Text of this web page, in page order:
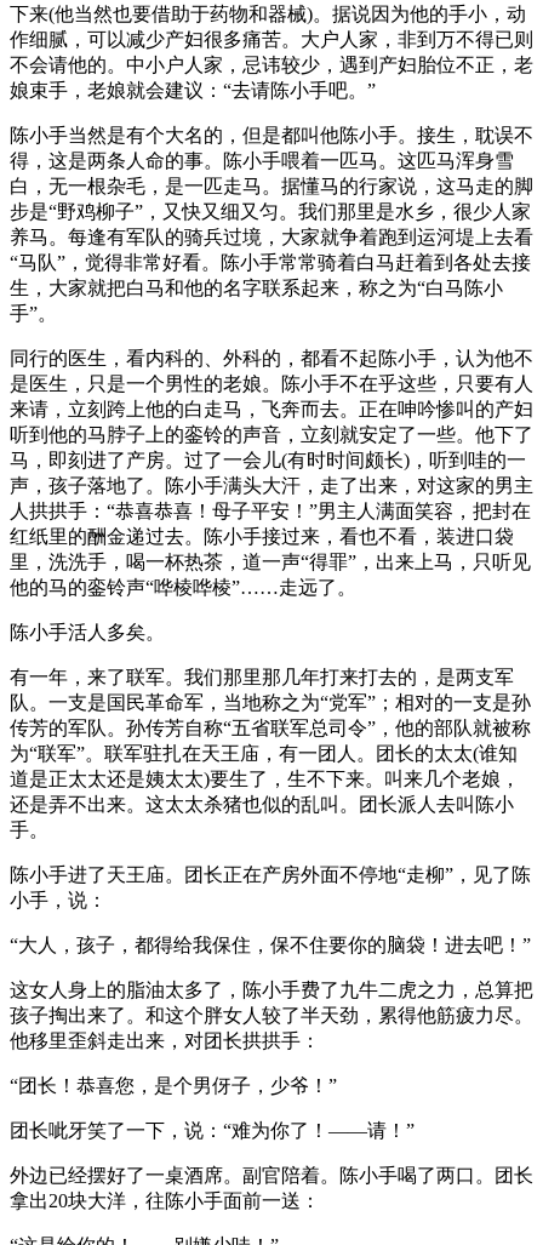
下来(他当然也要借助于药物和器械)。据说因为他的手小，动
作细腻，可以减少产妇很多痛苦。大户人家，非到万不得已则
不会请他的。中小户人家，忌讳较少，遇到产妇胎位不正，老
娘束手，老娘就会建议：“去请陈小手吧。”
陈小手当然是有个大名的，但是都叫他陈小手。接生，耽误不
得，这是两条人命的事。陈小手喂着一匹马。这匹马浑身雪
白，无一根杂毛，是一匹走马。据懂马的行家说，这马走的脚
步是“野鸡柳子”，又快又细又匀。我们那里是水乡，很少人家
养马。每逢有军队的骑兵过境，大家就争着跑到运河堤上去看
“马队”，觉得非常好看。陈小手常常骑着白马赶着到各处去接
生，大家就把白马和他的名字联系起来，称之为“白马陈小
手”。
同行的医生，看内科的、外科的，都看不起陈小手，认为他不
是医生，只是一个男性的老娘。陈小手不在乎这些，只要有人
来请，立刻跨上他的白走马，飞奔而去。正在呻吟惨叫的产妇
听到他的马脖子上的銮铃的声音，立刻就安定了一些。他下了
马，即刻进了产房。过了一会儿(有时时间颇长)，听到哇的一
声，孩子落地了。陈小手满头大汗，走了出来，对这家的男主
人拱拱手：“恭喜恭喜！母子平安！”男主人满面笑容，把封在
红纸里的酬金递过去。陈小手接过来，看也不看，装进口袋
里，洗洗手，喝一杯热茶，道一声“得罪”，出来上马，只听见
他的马的銮铃声“哗棱哗棱”……走远了。
陈小手活人多矣。
有一年，来了联军。我们那里那几年打来打去的，是两支军
队。一支是国民革命军，当地称之为“党军”；相对的一支是孙
传芳的军队。孙传芳自称“五省联军总司令”，他的部队就被称
为“联军”。联军驻扎在天王庙，有一团人。团长的太太(谁知
道是正太太还是姨太太)要生了，生不下来。叫来几个老娘，
还是弄不出来。这太太杀猪也似的乱叫。团长派人去叫陈小
手。
陈小手进了天王庙。团长正在产房外面不停地“走柳”，见了陈
小手，说：
“大人，孩子，都得给我保住，保不住要你的脑袋！进去吧！”
这女人身上的脂油太多了，陈小手费了九牛二虎之力，总算把
孩子掏出来了。和这个胖女人较了半天劲，累得他筋疲力尽。
他移里歪斜走出来，对团长拱拱手：
“团长！恭喜您，是个男伢子，少爷！”
团长呲牙笑了一下，说：“难为你了！——请！”
外边已经摆好了一桌酒席。副官陪着。陈小手喝了两口。团长
拿出20块大洋，往陈小手面前一送：